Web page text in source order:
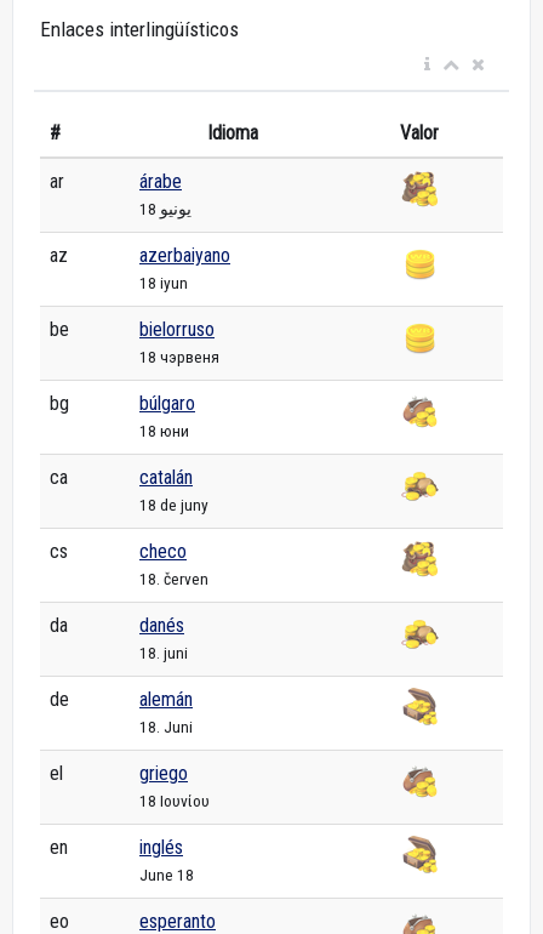
Enlaces interlingüísticos
# Idioma Valor
ar árabe
18 يونيو
az azerbaiyano
18 iyun
be bielorruso
18 чэрвеня
bg búlgaro
18 юни
ca catalán
18 de juny
cs checo
18. červen
da danés
18. juni
de alemán
18. Juni
el griego
18 Ιουνίου
en inglés
June 18
eo esperanto